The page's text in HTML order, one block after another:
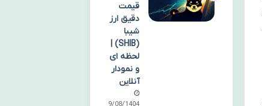
قیمت
دقیق ارز
شیبا
(SHIB) |
لحظه ای
و نمودار
آنلاین
09/08/1404